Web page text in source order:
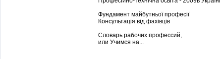
Фундамент майбутньої професії
Консультація від фахівців
Словарь рабочих профессий,
или Учимся на...